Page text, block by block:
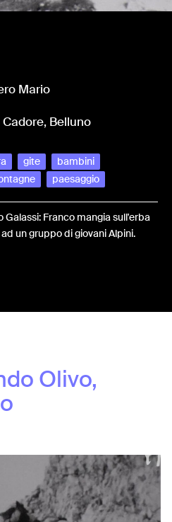
Mario
Belluno
gite
bambini
paesaggio
Galassi: Franco mangia sull'erba
un gruppo di giovani Alpini.
Olivo,